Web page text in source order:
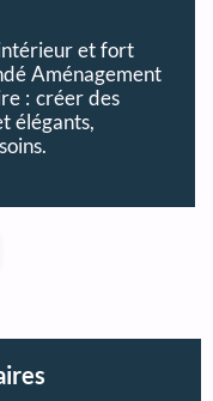
intérieur et fort
Aménagement
: créer des
élégants,